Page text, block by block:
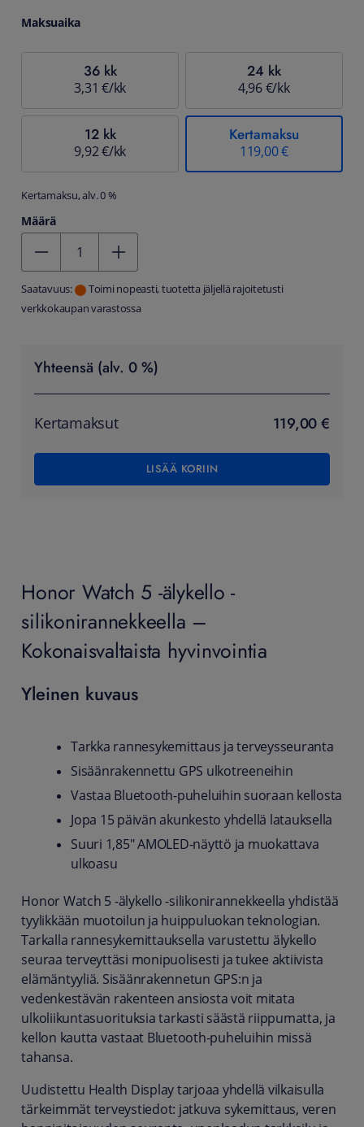
Maksuaika
36 kk
3,31 €/kk
24 kk
4,96 €/kk
12 kk
9,92 €/kk
Kertamaksu
119,00 €
Kertamaksu, alv. 0 %
Määrä
Saatavuus:
Toimi nopeasti, tuotetta jäljellä rajoitetusti
verkkokaupan varastossa
Yhteensä (alv. 0 %)
Kertamaksut 119,00 €
LISÄÄ KORIIN
Honor Watch 5 -älykello -
silikonirannekkeella –
Kokonaisvaltaista hyvinvointia
Yleinen kuvaus
Tarkka rannesykemittaus ja terveysseuranta
Sisäänrakennettu GPS ulkotreeneihin
Vastaa Bluetooth-puheluihin suoraan kellosta
Jopa 15 päivän akunkesto yhdellä latauksella
Suuri 1,85" AMOLED-näyttö ja muokattava
ulkoasu
Honor Watch 5 -älykello -silikonirannekkeella yhdistää
tyylikkään muotoilun ja huippuluokan teknologian.
Tarkalla rannesykemittauksella varustettu älykello
seuraa terveyttäsi monipuolisesti ja tukee aktiivista
elämäntyyliä. Sisäänrakennetun GPS:n ja
vedenkestävän rakenteen ansiosta voit mitata
ulkoliikuntasuorituksia tarkasti säästä riippumatta, ja
kellon kautta vastaat Bluetooth-puheluihin missä
tahansa.
Uudistettu Health Display tarjoaa yhdellä vilkaisulla
tärkeimmät terveystiedot: jatkuva sykemittaus, veren